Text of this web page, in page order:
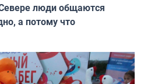
люди общаются
а потому что